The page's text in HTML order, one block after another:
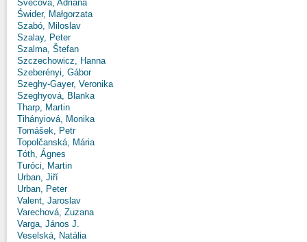
Švecová, Adriana
Świder, Małgorzata
Szabó, Miloslav
Szalay, Peter
Szalma, Štefan
Szczechowicz, Hanna
Szeberényi, Gábor
Szeghy-Gayer, Veronika
Szeghyová, Blanka
Tharp, Martin
Tihányiová, Monika
Tomášek, Petr
Topolčanská, Mária
Tóth, Ágnes
Turóci, Martin
Urban, Jiří
Urban, Peter
Valent, Jaroslav
Varechová, Zuzana
Varga, János J.
Veselská, Natália